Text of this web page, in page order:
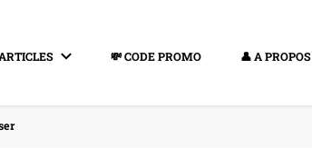
💸 CODE PROMO 👤 A PROPOS